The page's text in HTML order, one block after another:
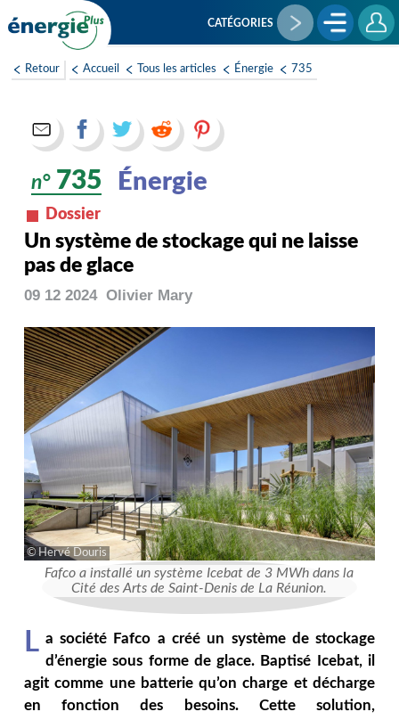
au
CATÉGORIES
Retour Accueil Tous les articles Énergie 735
n° 735 Énergie
Dossier
Un système de stockage qui ne laisse
pas de glace
09 12 2024 Olivier Mary
Hervé Douris
Fafco a installé un système Icebat de 3 MWh dans la
Cité des Arts de Saint-Denis de La Réunion.
L a société Fafco a créé un système de stockage
d’énergie sous forme de glace. Baptisé Icebat, il
agit comme une batterie qu’on charge et décharge
en fonction des besoins. Cette solution,